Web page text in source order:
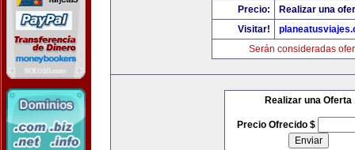
Precio:
Realizar una
Visitar!
Serán consideradas
Realizar una Oferta
Precio Ofrecido $